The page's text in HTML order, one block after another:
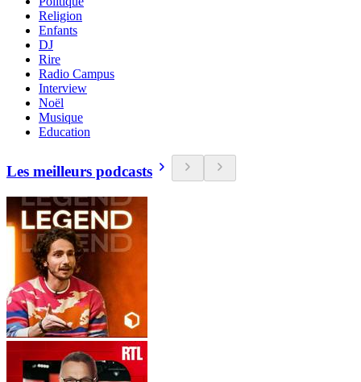
Religion
Enfants
DJ
Rire
Radio Campus
Interview
Noël
Musique
Education
Les meilleurs podcasts